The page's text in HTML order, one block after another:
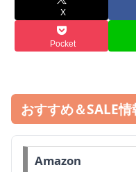
X
Pocket
おすすめ＆SALE情
Amazon